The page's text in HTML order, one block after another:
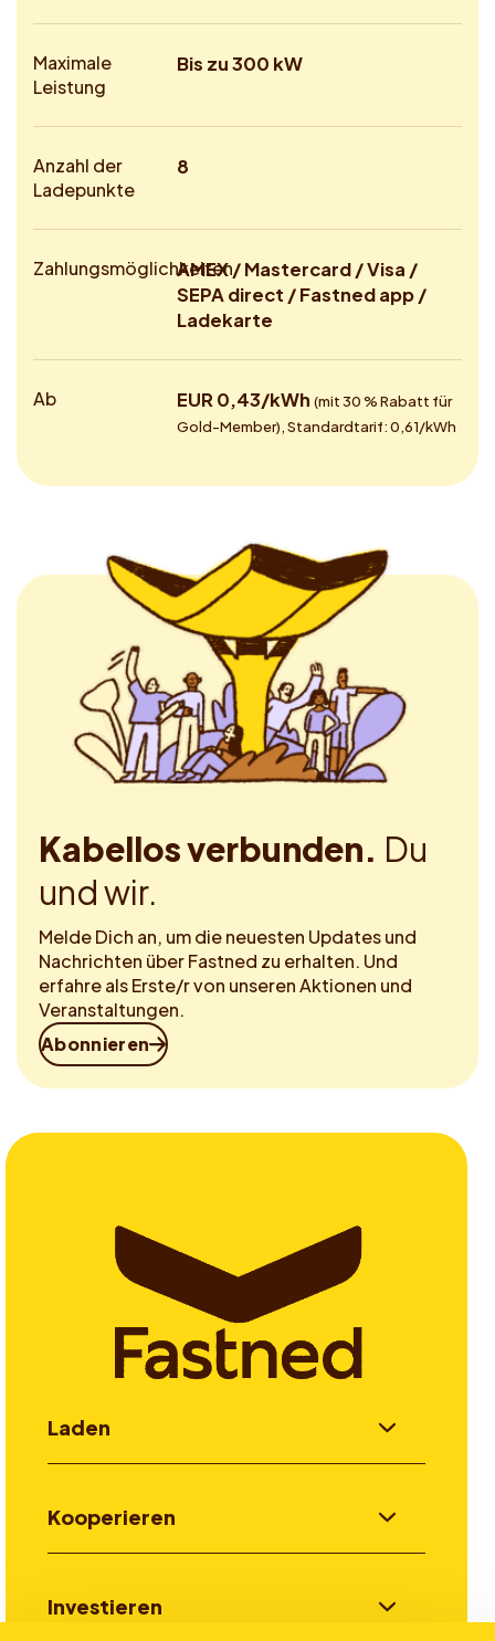
Maximale
Leistung
Bis zu 300 kW
Anzahl der
Ladepunkte
8
ZahlungsmöglichkeitenAMEX / Mastercard / Visa /
SEPA direct / Fastned app /
Ladekarte
Ab EUR 0,43/kWh (mit 30 % Rabatt für
Gold-Member), Standardtarif: 0,61/kWh
Kabellos verbunden. Du
und wir.
Melde Dich an, um die neuesten Updates und
Nachrichten über Fastned zu erhalten. Und
erfahre als Erste/r von unseren Aktionen und
Veranstaltungen.
Abonnieren
Laden
Kooperieren
Investieren